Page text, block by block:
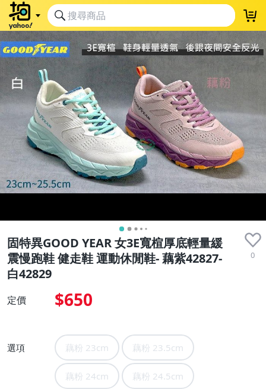
固特異GOOD YEAR 女3E寬楦厚底輕量緩
震慢跑鞋 健走鞋 運動休閒鞋- 藕紫42827-
白42829
0
定價 $650
選項 藕粉 23cm 藕粉 23.5cm
藕粉 24cm 藕粉 24.5cm